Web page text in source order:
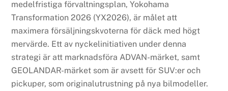
medelfristiga förvaltningsplan, Yokohama
Transformation 2026 (YX2026), är målet att
maximera försäljningskvoterna för däck med högt
mervärde. Ett av nyckelinitiativen under denna
strategi är att marknadsföra ADVAN-märket, samt
GEOLANDAR-märket som är avsett för SUV:er och
pickuper, som originalutrustning på nya bilmodeller.